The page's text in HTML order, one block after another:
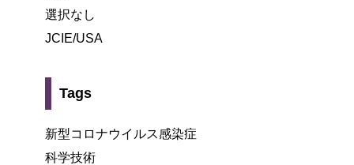
選択なし
JCIE/USA
Tags
新型コロナウイルス感染症
科学技術